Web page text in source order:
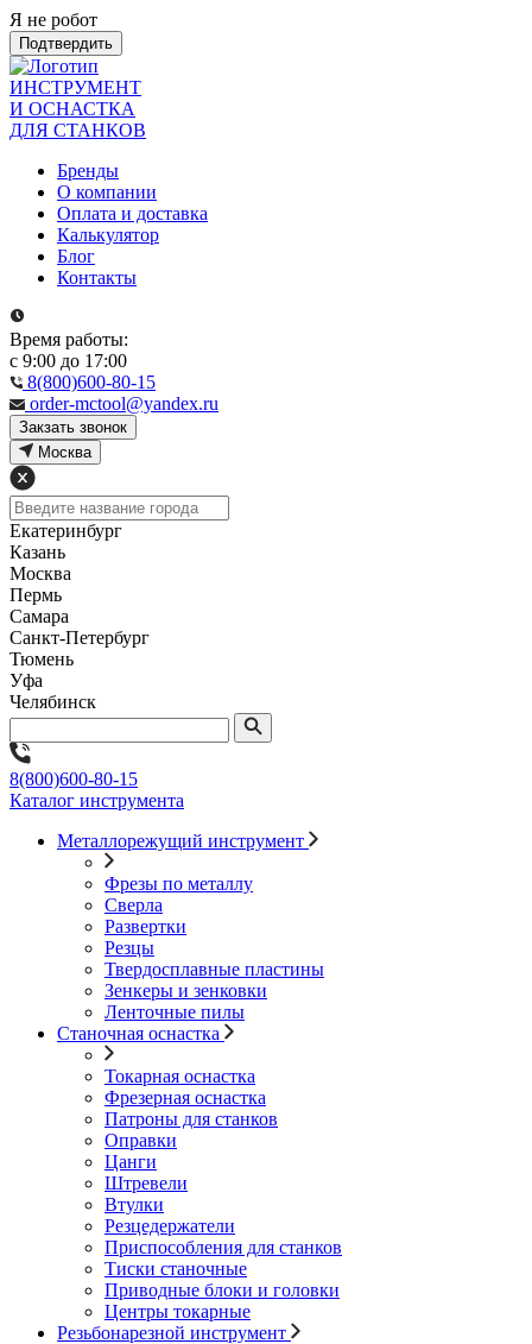
Я не робот
Подтвердить
ИНСТРУМЕНТ
И ОСНАСТКА
ДЛЯ СТАНКОВ
Бренды
О компании
Оплата и доставка
Калькулятор
Блог
Контакты
Время работы:
с 9:00 до 17:00
8(800)600-80-15
order-mctool@yandex.ru
Закзать звонок
Москва
Екатеринбург
Казань
Москва
Пермь
Самара
Санкт-Петербург
Тюмень
Уфа
Челябинск
8(800)600-80-15
Каталог инструмента
Металлорежущий инструмент
Фрезы по металлу
Сверла
Развертки
Резцы
Твердосплавные пластины
Зенкеры и зенковки
Ленточные пилы
Станочная оснастка
Токарная оснастка
Фрезерная оснастка
Патроны для станков
Оправки
Цанги
Штревели
Втулки
Резцедержатели
Приспособления для станков
Тиски станочные
Приводные блоки и головки
Центры токарные
Резьбонарезной инструмент